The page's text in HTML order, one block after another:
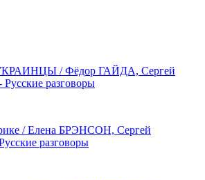
/ Фёдор ГАЙДА, Сергей
разговоры
/ Елена БРЭНСОН, Сергей
разговоры